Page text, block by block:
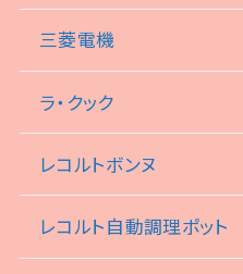
三菱電機
ラ・クック
レコルトボンヌ
レコルト自動調理ポット